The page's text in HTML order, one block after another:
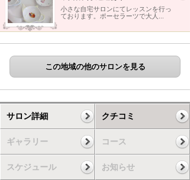
小さな自宅サロンにてレッスンを行っ
ております。ポーセラーツで大人...
この地域の他のサロンを見る
サロン詳細 クチコミ
ギャラリー コース
スケジュール お知らせ